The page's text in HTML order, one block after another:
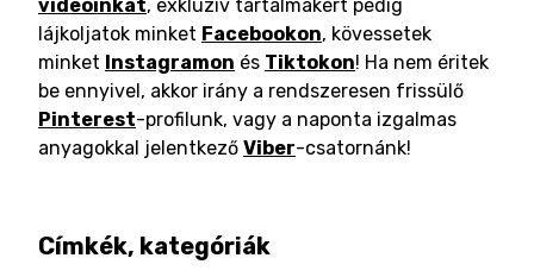
videóinkat, exkluzív tartalmakért pedig
lájkoljatok minket Facebookon, kövessetek
minket Instagramon és Tiktokon! Ha nem éritek
be ennyivel, akkor irány a rendszeresen frissülő
Pinterest-profilunk, vagy a naponta izgalmas
anyagokkal jelentkező Viber-csatornánk!
Címkék, kategóriák